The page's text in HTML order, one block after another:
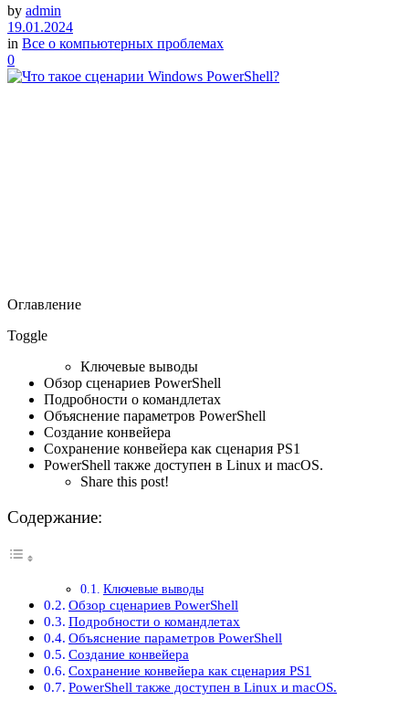
by admin
19.01.2024
in Все о компьютерных проблемах
0
Оглавление
Toggle
Ключевые выводы
Обзор сценариев PowerShell
Подробности о командлетах
Объяснение параметров PowerShell
Создание конвейера
Сохранение конвейера как сценария PS1
PowerShell также доступен в Linux и macOS.
Share this post!
Содержание:
Ключевые выводы
Обзор сценариев PowerShell
Подробности о командлетах
Объяснение параметров PowerShell
Создание конвейера
Сохранение конвейера как сценария PS1
PowerShell также доступен в Linux и macOS.